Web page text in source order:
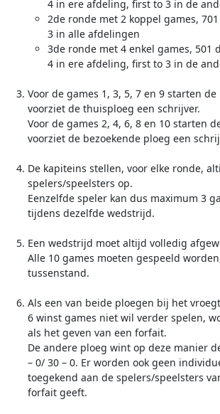
4 in ere afdeling, first to 3 in de
2de ronde met 2 koppel games,
3 in alle afdelingen
3de ronde met 4 enkel games, 501
4 in ere afdeling, first to 3 in de
Voor de games 1, 3, 5, 7 en 9 starten de
voorziet de thuisploeg een schrijver.
Voor de games 2, 4, 6, 8 en 10 starten
voorziet de bezoekende ploeg een
De kapiteins stellen, voor elke ronde,
spelers/speelsters op.
Eenzelfde speler kan dus maximum 3
tijdens dezelfde wedstrijd.
Een wedstrijd moet altijd volledig
Alle 10 games moeten gespeeld
tussenstand.
Als een van beide ploegen bij het
6 winst games niet wil verder spelen,
als het geven van een forfait.
De andere ploeg wint op deze manier
– 0/ 30 – 0. Er worden ook geen
toegekend aan de spelers/speelsters
forfait geeft.